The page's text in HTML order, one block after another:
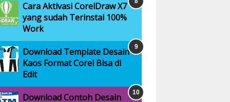
Cara Aktivasi CorelDraw X7
yang sudah Terinstal 100%
Work
Download Template Desain
Kaos Format Corel Bisa di
Edit
Download Contoh Desain